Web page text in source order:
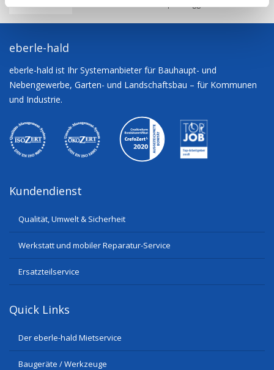
l
eberle-hald
eberle-hald ist Ihr Systemanbieter für Bauhaupt- und
Nebengewerbe, Garten- und Landschaftsbau – für Kommunen
und Industrie.
Kundendienst
Qualität, Umwelt & Sicherheit
Werkstatt und mobiler Reparatur-Service
Ersatzteilservice
Quick Links
Der eberle-hald Mietservice
Baugeräte / Werkzeuge